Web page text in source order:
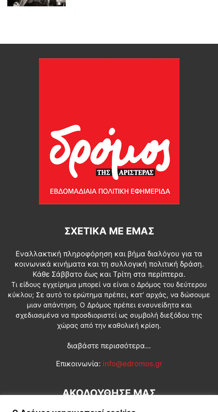
ΣΧΕΤΙΚΆ ΜΕ ΕΜΆΣ
Εναλλακτική πληροφόρηση και βήμα διαλόγου για τα
κοινωνικά κινήματα και τη συλλογική πολιτική δράση.
Κάθε Σάββατο έως και Τρίτη στα περίπτερα.
Τι είδους εγχείρημα μπορεί να είναι ο Δρόμος του δεύτερου
κύκλου; Σε αυτό το ερώτημα πρέπει, κατ’ αρχάς, να δώσουμε
μιαν απάντηση. Ο Δρόμος πρέπει ενσυνείδητα και
σχεδιασμένα να προσδιοριστεί ως συμβολή διεξόδου της
χώρας από την καθολική κρίση.
διαβάστε περισσότερα...
Επικοινωνία: info@edromos.gr
ΑΚΟΛΟΥΘΗΣΕ ΜΑΣ